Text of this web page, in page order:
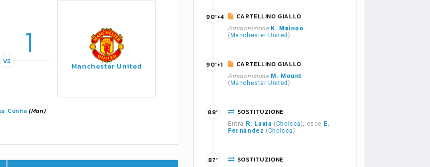
1
VS Manchester United
Cunha (Man)
CARTELLINO GIALLO
Ammonizione K. Mainoo
( Manchester United )
90'+4
CARTELLINO GIALLO
Ammonizione M. Mount
( Manchester United )
90'+1
SOSTITUZIONE
Entra R. Lavia (Chelsea), esce E.
Fernández (Chelsea)
88'
SOSTITUZIONE
87'